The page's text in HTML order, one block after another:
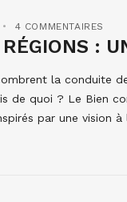
4 COMMENTAIRES
:
la conduite
de quoi ? Le Bien
par une vision